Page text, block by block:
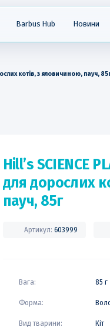
Barbus Hub Новини
котів, з яловичиною, пауч,
Hill’s SCIENCE
для дорослих
пауч, 85г
Артикул: 603999
Вага: 85 г
Форма:
Вид тварини: Кіт